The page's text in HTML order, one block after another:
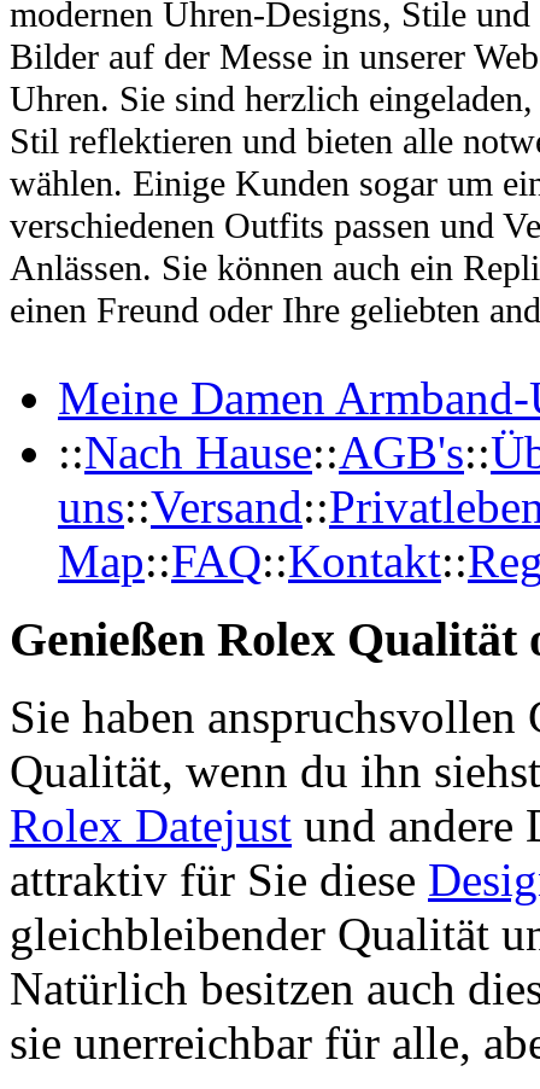
modernen Uhren-Designs, Stile
Bilder auf der Messe in unserer
Uhren. Sie sind herzlich
Stil reflektieren und bieten alle
wählen. Einige Kunden sogar um
verschiedenen Outfits passen und
Anlässen. Sie können auch ein
einen Freund oder Ihre geliebten
Meine Damen
::Nach Hause::AGB's::
uns::Versand::
Map::FAQ::Kontakt::
Genießen Rolex Qualität
Sie haben anspruchsvollen
Qualität, wenn du ihn
Rolex Datejust und andere
attraktiv für Sie diese
gleichbleibender Qualität
Natürlich besitzen auch
sie unerreichbar für alle,